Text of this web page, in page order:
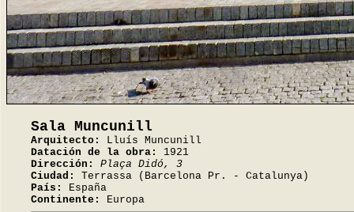
Sala Muncunill
Arquitecto:
Lluís Muncunill
Datación de la obra:
1921
Dirección:
Plaça Didó, 3
Ciudad:
Terrassa (Barcelona Pr. - Catalunya)
País:
España
Continente:
Europa